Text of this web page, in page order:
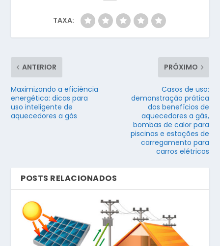
TAXA:
ANTERIOR
Maximizando a eficiência
energética: dicas para
uso inteligente de
aquecedores a gás
PRÓXIMO
Casos de uso:
demonstração prática
dos benefícios de
aquecedores a gás,
bombas de calor para
piscinas e estações de
carregamento para
carros elétricos
POSTS RELACIONADOS